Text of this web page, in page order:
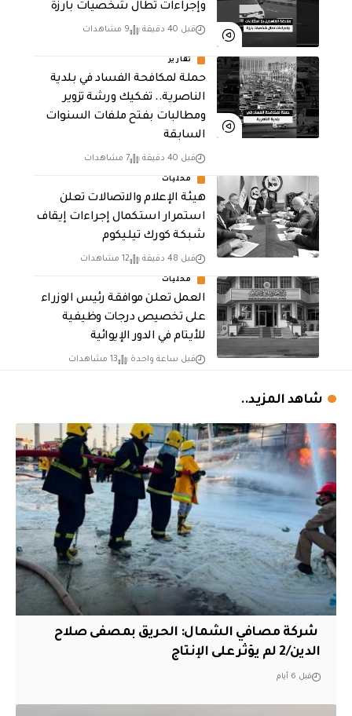
وإجراءات تطال شخصيات بارزة
قبل 40 دقيقة 9 مشاهدات
تقارير
حملة لمكافحة الفساد في بلدية
الناصرية.. تفكيك ورشة تزوير
ومطالبات بفتح ملفات السنوات
السابقة
قبل 40 دقيقة 7 مشاهدات
محليات
هيئة الإعلام والاتصالات تعلن
استمرار استكمال إجراءات إيقاف
شبكة كورك تيليكوم
قبل 48 دقيقة 12 مشاهدات
محليات
العمل تعلن موافقة رئيس الوزراء
على تخصيص درجات وظيفية
للأيتام في الدور الإيوائية
قبل ساعة واحدة 13 مشاهدات
شاهد المزيد..
‏ شركة مصافي الشمال: الحريق بمصفى صلاح
الدين/2 لم يؤثر على الإنتاج
قبل 6 أيام